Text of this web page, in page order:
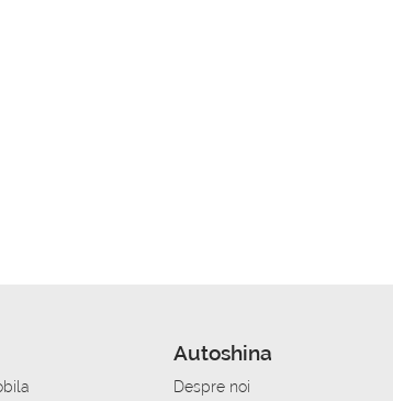
Autoshina
Despre noi